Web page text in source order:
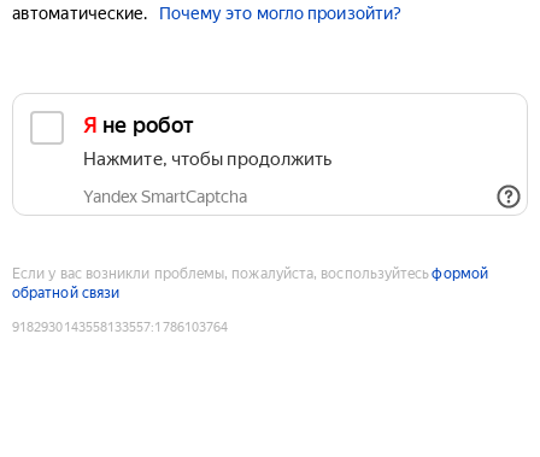
автоматические.
Почему это могло произойти?
Я не робот
Нажмите, чтобы продолжить
Yandex SmartCaptcha
Если у вас возникли проблемы, пожалуйста, воспользуйтесьформой
обратной связи
9182930143558133557:1786103764